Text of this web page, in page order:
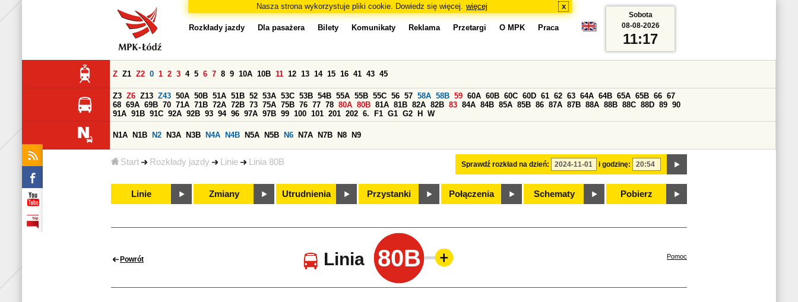
Nasza strona wykorzystuje pliki cookie. Dowiedz się więcej. więcej x
Start Rozkłady jazdy Linie Linia 80B
Rozkłady jazdy Dla pasażera Bilety Komunikaty Reklama Przetargi O MPK Praca
Sprawdź rozkład na dzień: i godzinę:
Z Z1 Z2 0 1 2 3 4 5 6 7 8 9 10A 10B 11 12 13 14 15 16 41 43 45
Z3 Z6 Z13 Z43 50A 50B 51A 51B 52 53A 53C 53B 54B 55A 55B 55C 56 57 58A 58B 59 60A 60B 60C 60D 61 62 63 64A 64B 65A 65B 66 67
68 69A 69B 70 71A 71B 72A 72B 73 75A 75B 76 77 78 80A 80B 81A 81B 82A 82B 83 84A 84B 85A 85B 86 87A 87B 88A 88B 88C 88D 89 90
91A 91B 91C 92A 92B 93 94 96 97A 97B 99 100 101 201 202 6. F1 G1 G2 H W
N1A N1B N2 N3A N3B N4A N4B N5A N5B N6 N7A N7B N8 N9
Linie Zmiany Utrudnienia Przystanki Połączenia Schematy Pobierz
Sobota
08-08-2026
11:17
Powrót Linia 80B Pomoc